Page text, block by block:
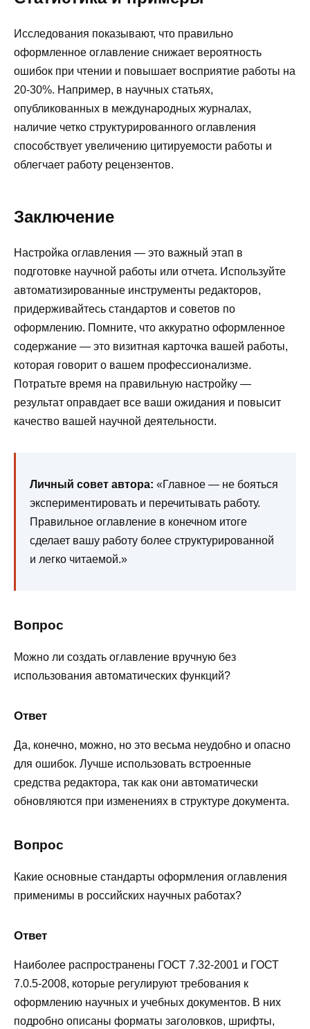
Исследования показывают, что правильно
оформленное оглавление снижает вероятность
ошибок при чтении и повышает восприятие работы на
20-30%. Например, в научных статьях,
опубликованных в международных журналах,
наличие четко структурированного оглавления
способствует увеличению цитируемости работы и
облегчает работу рецензентов.
Заключение
Настройка оглавления — это важный этап в
подготовке научной работы или отчета. Используйте
автоматизированные инструменты редакторов,
придерживайтесь стандартов и советов по
оформлению. Помните, что аккуратно оформленное
содержание — это визитная карточка вашей работы,
которая говорит о вашем профессионализме.
Потратьте время на правильную настройку —
результат оправдает все ваши ожидания и повысит
качество вашей научной деятельности.
Личный совет автора: «Главное — не бояться
экспериментировать и перечитывать работу.
Правильное оглавление в конечном итоге
сделает вашу работу более структурированной
и легко читаемой.»
Вопрос
Можно ли создать оглавление вручную без
использования автоматических функций?
Ответ
Да, конечно, можно, но это весьма неудобно и опасно
для ошибок. Лучше использовать встроенные
средства редактора, так как они автоматически
обновляются при изменениях в структуре документа.
Вопрос
Какие основные стандарты оформления оглавления
применимы в российских научных работах?
Ответ
Наиболее распространены ГОСТ 7.32-2001 и ГОСТ
7.0.5-2008, которые регулируют требования к
оформлению научных и учебных документов. В них
подробно описаны форматы заголовков, шрифты,